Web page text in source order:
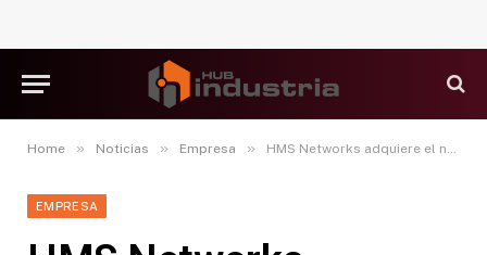
Home » Noticias » Empresa » HMS Networks adquiere el negocio de comunicaciones industriales (Industrial Communications Business) de la unidad de negocio de soluciones industriales de Molex (Molex Industrial Solutions Business Unit)
EMPRESA